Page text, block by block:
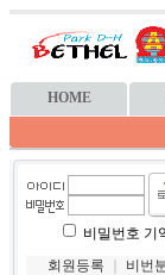
HOME
비밀번호 기
회원등록
비번